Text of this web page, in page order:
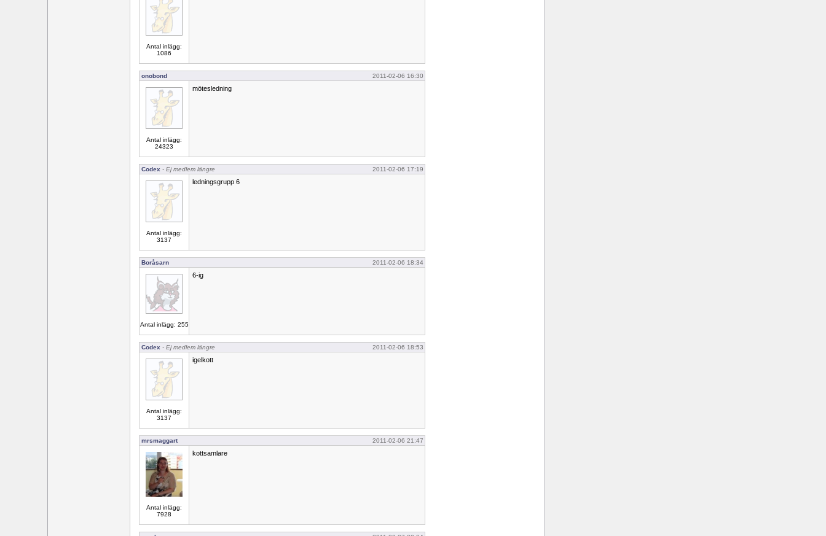
Antal inlägg:
1086
onobond 2011-02-06 16:30
Antal inlägg:
24323
mötesledning
Codex - Ej medlem längre 2011-02-06 17:19
Antal inlägg:
3137
ledningsgrupp 6
Boråsarn 2011-02-06 18:34
Antal inlägg: 255
6-ig
Codex - Ej medlem längre 2011-02-06 18:53
Antal inlägg:
3137
igelkott
mrsmaggart 2011-02-06 21:47
Antal inlägg:
7928
kottsamlare